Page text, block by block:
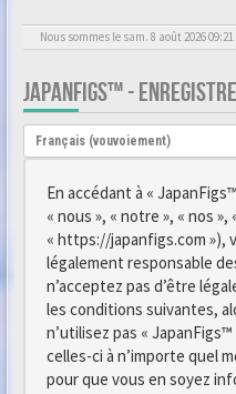
Nous sommes le sam. 8 août 2026 09:21
JAPANFIGS™ -
Langue :
Français (vouvoiement)
En accédant à «
« nous », « notre », « nos »,
« https://japanfigs.com »),
légalement responsable
n’acceptez pas d’être
les conditions suivantes,
n’utilisez pas «
celles-ci à n’importe quel
pour que vous en soyez